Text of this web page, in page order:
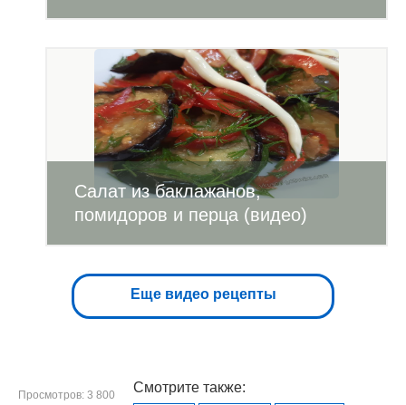
Салат из баклажанов,
помидоров и перца (видео)
Еще видео рецепты
Просмотров: 3 800 Смотрите также: